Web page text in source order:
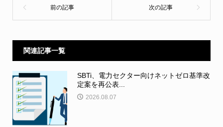
関連記事一覧
SBTi、電力セクター向けネットゼロ基準改
定案を再公表...
2026.08.07